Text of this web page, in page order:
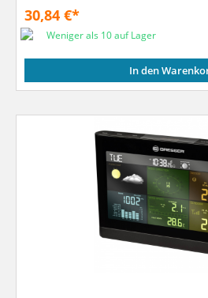
30,84 €*
Weniger als 10 auf Lager
In den